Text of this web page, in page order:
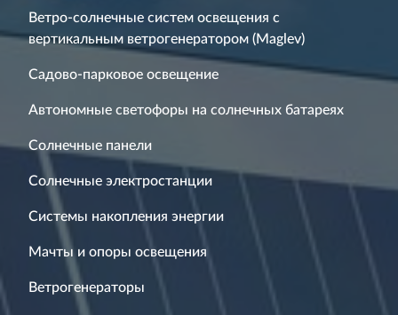
Ветро-солнечные систем освещения с
вертикальным ветрогенератором (Maglev)
Садово-парковое освещение
Автономные светофоры на солнечных батареях
Солнечные панели
Солнечные электростанции
Системы накопления энергии
Мачты и опоры освещения
Ветрогенераторы